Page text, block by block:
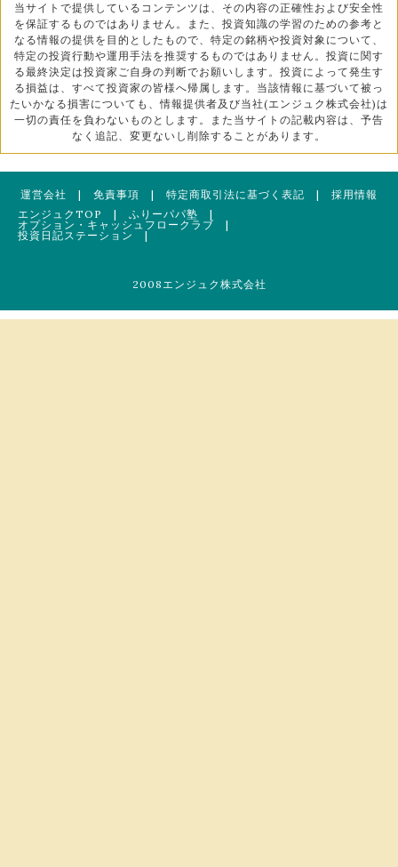
当サイトで提供しているコンテンツは、その内容の正確性および安全性
を保証するものではありません。また、投資知識の学習のための参考と
なる情報の提供を目的としたもので、特定の銘柄や投資対象について、
特定の投資行動や運用手法を推奨するものではありません。投資に関す
る最終決定は投資家ご自身の判断でお願いします。投資によって発生す
る損益は、すべて投資家の皆様へ帰属します。当該情報に基づいて被っ
たいかなる損害についても、情報提供者及び当社(エンジュク株式会社)は
一切の責任を負わないものとします。また当サイトの記載内容は、予告
なく追記、変更ないし削除することがあります。
運営会社 | 免責事項 | 特定商取引法に基づく表記 | 採用情報
エンジュクTOP
| ふりーパパ塾 |
オプション・キャッシュフロークラブ |
投資日記ステーション
|
2008エンジュク株式会社